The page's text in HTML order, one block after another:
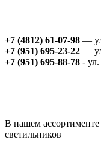
+7 (4812) 61-07-98 —
+7 (951) 695-23-22 —
+7 (951) 695-88-78 -
В нашем
светильников